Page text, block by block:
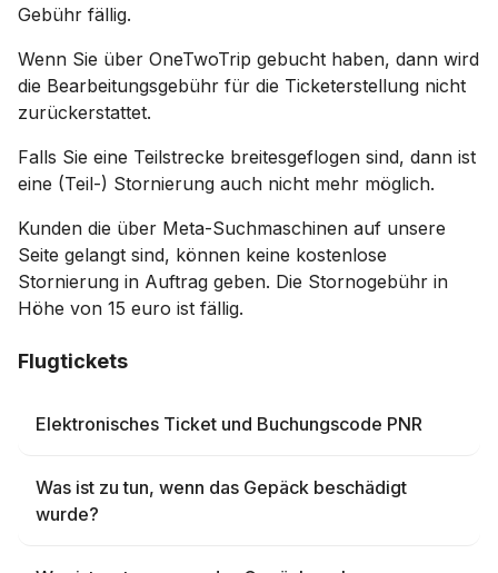
Gebühr fällig.
Wenn Sie über OneTwoTrip gebucht haben, dann wird
die Bearbeitungsgebühr für die Ticketerstellung nicht
zurückerstattet.
Falls Sie eine Teilstrecke breitesgeflogen sind, dann ist
eine (Teil-) Stornierung auch nicht mehr möglich.
Kunden die über Meta-Suchmaschinen auf unsere
Seite gelangt sind, können keine kostenlose
Stornierung in Auftrag geben. Die Stornogebühr in
Höhe von 15 euro ist fällig.
Flugtickets
Elektronisches Ticket und Buchungscode PNR
Was ist zu tun, wenn das Gepäck beschädigt
wurde?